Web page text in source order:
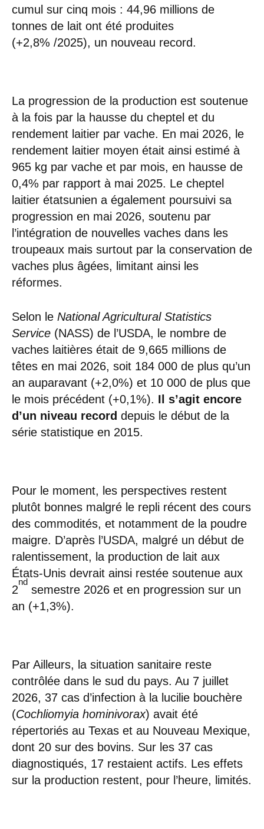
cumul sur cinq mois : 44,96 millions de
tonnes de lait ont été produites
(+2,8% /2025), un nouveau record.
La progression de la production est soutenue
à la fois par la hausse du cheptel et du
rendement laitier par vache. En mai 2026, le
rendement laitier moyen était ainsi estimé à
965 kg par vache et par mois, en hausse de
0,4% par rapport à mai 2025. Le cheptel
laitier étatsunien a également poursuivi sa
progression en mai 2026, soutenu par
l’intégration de nouvelles vaches dans les
troupeaux mais surtout par la conservation de
vaches plus âgées, limitant ainsi les
réformes.
Selon le National Agricultural Statistics
Service (NASS) de l’USDA, le nombre de
vaches laitières était de 9,665 millions de
têtes en mai 2026, soit 184 000 de plus qu’un
an auparavant (+2,0%) et 10 000 de plus que
le mois précédent (+0,1%). Il s’agit encore
d’un niveau record depuis le début de la
série statistique en 2015.
Pour le moment, les perspectives restent
plutôt bonnes malgré le repli récent des cours
des commodités, et notamment de la poudre
maigre. D’après l’USDA, malgré un début de
ralentissement, la production de lait aux
États-Unis devrait ainsi restée soutenue aux
2
nd
semestre 2026 et en progression sur un
an (+1,3%).
Par Ailleurs, la situation sanitaire reste
contrôlée dans le sud du pays. Au 7 juillet
2026, 37 cas d’infection à la lucilie bouchère
(Cochliomyia hominivorax) avait été
répertoriés au Texas et au Nouveau Mexique,
dont 20 sur des bovins. Sur les 37 cas
diagnostiqués, 17 restaient actifs. Les effets
sur la production restent, pour l’heure, limités.